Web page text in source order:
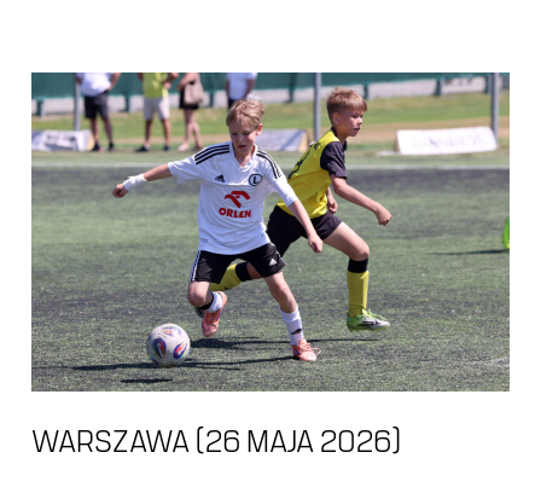
WARSZAWA (26 MAJA 2026)
Warszawa
(26
maja
2026)